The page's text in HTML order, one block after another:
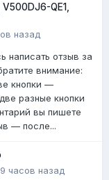
QE1,
назад
написать отзыв за
внимание:
кнопки —
разные кнопки
вы пишете
— после...
часов назад